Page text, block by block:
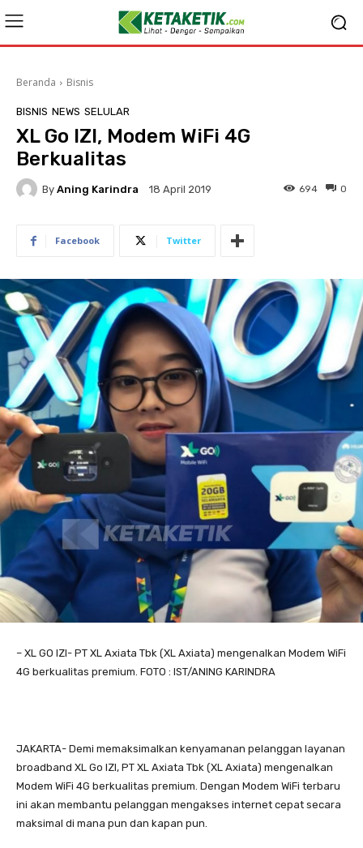
Beranda Bisnis
BISNIS NEWS SELULAR
XL Go IZI, Modem WiFi 4G
Berkualitas
By Aning Karindra 18 April 2019 0
694
Facebook Twitter
– XL GO IZI- PT XL Axiata Tbk (XL Axiata) mengenalkan Modem WiFi
4G berkualitas premium. FOTO : IST/ANING KARINDRA
JAKARTA- Demi memaksimalkan kenyamanan pelanggan layanan
broadband XL Go IZI, PT XL Axiata Tbk (XL Axiata) mengenalkan
Modem WiFi 4G berkualitas premium. Dengan Modem WiFi terbaru
ini akan membantu pelanggan mengakses internet cepat secara
maksimal di mana pun dan kapan pun.